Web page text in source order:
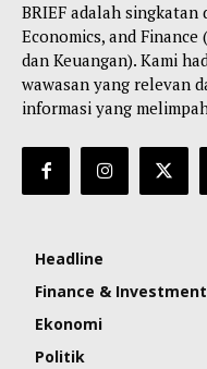
BRIEF adalah
Economics, and
dan Keuangan). Kami
wawasan yang relevan
informasi yang
Headline
Finance & Investment
Ekonomi
Politik